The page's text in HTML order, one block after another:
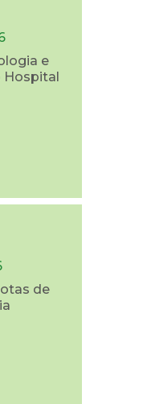
e
Hospital
de